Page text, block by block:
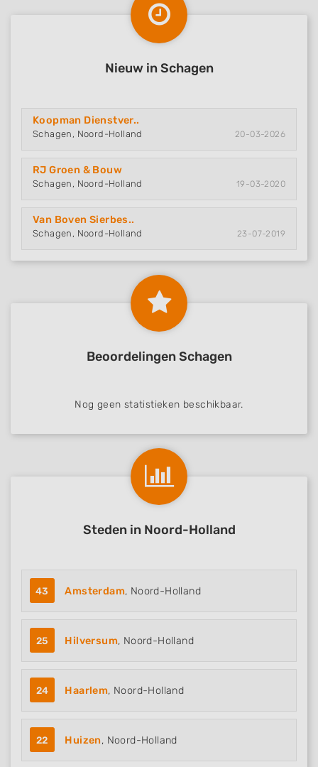
Nieuw in Schagen
Koopman Dienstver..
Schagen, Noord-Holland 20-03-2026
RJ Groen & Bouw
Schagen, Noord-Holland 19-03-2020
Van Boven Sierbes..
Schagen, Noord-Holland 23-07-2019
Beoordelingen Schagen
Nog geen statistieken beschikbaar.
Steden in Noord-Holland
43 Amsterdam, Noord-Holland
25 Hilversum, Noord-Holland
24 Haarlem, Noord-Holland
22 Huizen, Noord-Holland